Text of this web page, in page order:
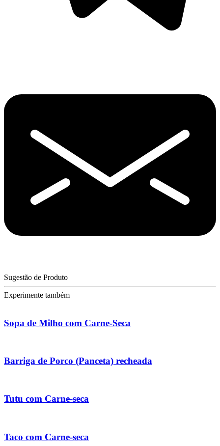
Sugestão de Produto
Experimente também
Sopa de Milho com Carne-Seca
Barriga de Porco (Panceta) recheada
Tutu com Carne-seca
Taco com Carne-seca